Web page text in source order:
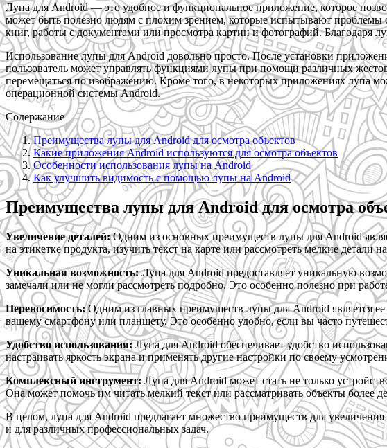
Лупа для Android — это удобное и функциональное приложение, которое
может быть полезно людям с плохим зрением, которые испытывают проблемы
книг, работы с документами или просмотра картин и фотографий. Благодаря
Использование лупы для Android довольно просто. После установки
пользователь может управлять функциями лупы при помощи различных
перемещаться по изображению. Кроме того, в некоторых приложениях лупа
операционной системы Android.
Содержание
Преимущества лупы для Android для осмотра объектов
Какие приложения Android используются для осмотра объектов
Особенности использования лупы на Android
Как улучшить видимость с помощью лупы на Android
Преимущества лупы для Android для осмотра
Увеличение деталей:Одним из основных преимуществ лупы для Android
на этикетке продукта, изучить текст на карте или рассмотреть мелкие детали
Уникальная возможность:Лупа для Android предоставляет уникальную
замечали или не могли рассмотреть подробно. Это особенно полезно при
Переносимость:Одним из главных преимуществ лупы для Android является
вашему смартфону или планшету. Это особенно удобно, если вы часто
Удобство использования:Лупа для Android обеспечивает удобство
настраивать яркость экрана и применять другие настройки по своему
Комплексный инструмент: Лупа для Android может стать не только
Она может помочь им читать мелкий текст или рассматривать объекты более
В целом, лупа для Android предлагает множество преимуществ для
и для различных профессиональных задач.